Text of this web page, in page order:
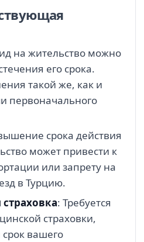
на жительство можно
его срока.
такой же, как и
первоначального
срока действия
может привести к
или запрету на
в Турцию.
: Требуется
страховки,
вашего